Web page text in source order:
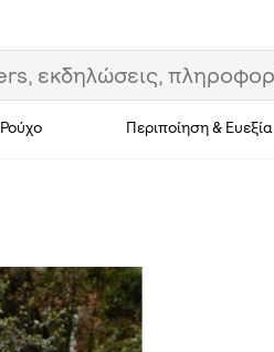
Ρούχο Περιποίηση & Ευεξία